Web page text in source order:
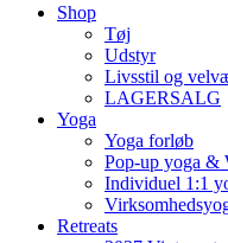
Shop
Tøj
Udstyr
Livsstil og
LAGERSALG
Yoga
Yoga forløb
Pop-up yoga &
Individuel 1:1
Retreats